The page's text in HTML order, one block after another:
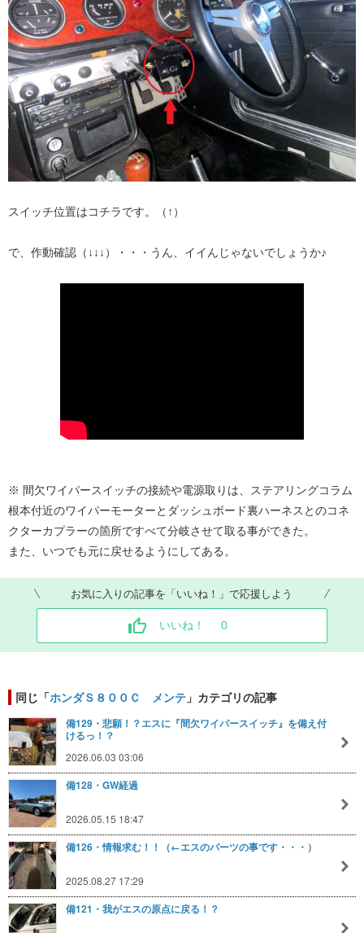
スイッチ位置はコチラです。（↑）
で、作動確認（↓↓↓）・・・うん、イイんじゃないでしょうか♪
※ 間欠ワイパースイッチの接続や電源取りは、ステアリングコラム
根本付近のワイパーモーターとダッシュボード裏ハーネスとのコネ
クターカプラーの箇所ですべて分岐させて取る事ができた。
また、いつでも元に戻せるようにしてある。
お気に入りの記事を「いいね！」で応援しよう
いいね！ 0
同じ「ホンダＳ８００Ｃ メンテ 」カテゴリの記事
備129・悲願！？エスに『間欠ワイパースイッチ』を備え付
けるっ！？
2026.06.03 03:06
備128・GW経過
2026.05.15 18:47
備126・情報求む！！（←エスのパーツの事です・・・）
2025.08.27 17:29
備121・我がエスの原点に戻る！？